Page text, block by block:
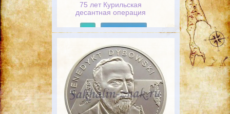
75 лет Курильская
десантная операция